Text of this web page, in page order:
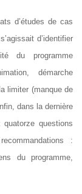
d’études de cas
d’identifier
du programme
démarche
limiter (manque de
dans la dernière
questions
:
du programme,